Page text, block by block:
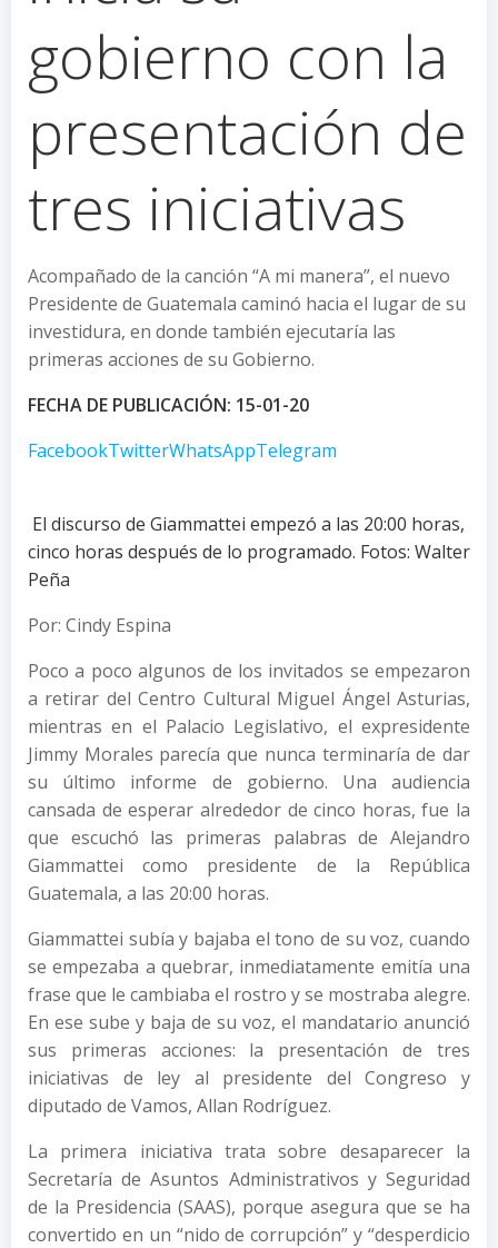
gobierno con la
presentación de
tres iniciativas
Acompañado de la canción “A mi manera”, el nuevo
Presidente de Guatemala caminó hacia el lugar de su
investidura, en donde también ejecutaría las
primeras acciones de su Gobierno.
FECHA DE PUBLICACIÓN: 15-01-20
FacebookTwitterWhatsAppTelegram
El discurso de Giammattei empezó a las 20:00 horas,
cinco horas después de lo programado. Fotos: Walter
Peña
Por: Cindy Espina
Poco a poco algunos de los invitados se empezaron
a retirar del Centro Cultural Miguel Ángel Asturias,
mientras en el Palacio Legislativo, el expresidente
Jimmy Morales parecía que nunca terminaría de dar
su último informe de gobierno. Una audiencia
cansada de esperar alrededor de cinco horas, fue la
que escuchó las primeras palabras de Alejandro
Giammattei como presidente de la República
Guatemala, a las 20:00 horas.
Giammattei subía y bajaba el tono de su voz, cuando
se empezaba a quebrar, inmediatamente emitía una
frase que le cambiaba el rostro y se mostraba alegre.
En ese sube y baja de su voz, el mandatario anunció
sus primeras acciones: la presentación de tres
iniciativas de ley al presidente del Congreso y
diputado de Vamos, Allan Rodríguez.
La primera iniciativa trata sobre desaparecer la
Secretaría de Asuntos Administrativos y Seguridad
de la Presidencia (SAAS), porque asegura que se ha
convertido en un “nido de corrupción” y “desperdicio